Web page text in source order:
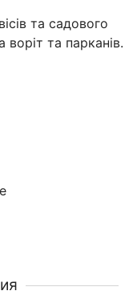
та садового
та парканів.